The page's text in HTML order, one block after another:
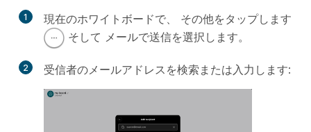
1 現在のホワイトボードで、 その他をタップします
そして メールで送信を選択します。
2 受信者のメールアドレスを検索または入力します: